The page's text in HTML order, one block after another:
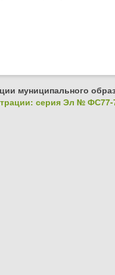
муниципального
серия Эл № ФС77-